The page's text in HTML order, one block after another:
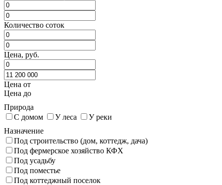
Количество соток
Цена, руб.
Цена от
Цена до
Природа
С домом
У леса
У реки
Назначение
Под строительство (дом, коттедж, дача)
Под фермерское хозяйство КФХ
Под усадьбу
Под поместье
Под коттеджный поселок